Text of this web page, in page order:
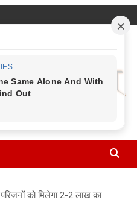
हलचल)
को मिलेगा 2-2 लाख का